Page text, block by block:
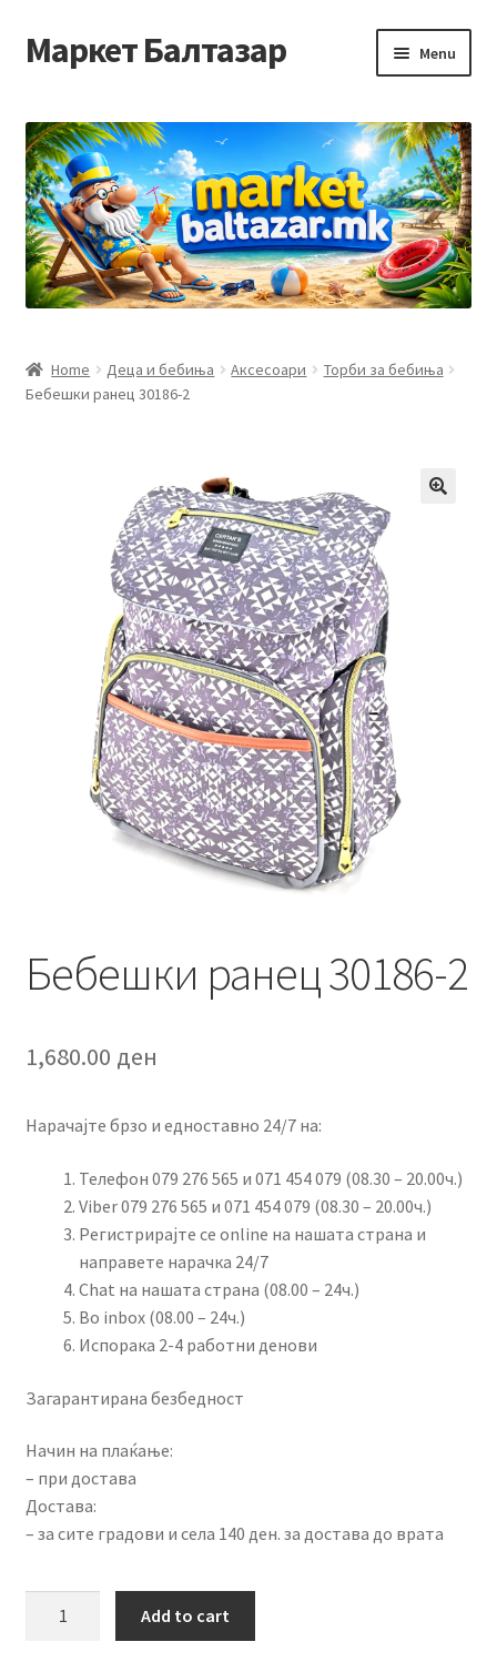
Skip
to
Skip
to
Маркет Балтазар Menu
Checkout
Homepage
Privacy Policy
Контакт
Мој профил
Рекламации и замена на производ
Сите производи
Услови за користење
Home Деца и бебиња Аксесоари
Торби за бебиња
Бебешки ранец 30186-2
Бебешки ранец 30186-2
1,680.00 ден
Нарачајте брзо и едноставно 24/7 на:
Телефон 079 276 565 и 071 454 079 (08.30 – 20.00ч.)
Viber 079 276 565 и 071 454 079 (08.30 – 20.00ч.)
Регистрирајте се online на нашата страна и
направете нарачка 24/7
Chat на нашата страна (08.00 – 24ч.)
Во inbox (08.00 – 24ч.)
Испорака 2-4 работни денови
Загарантирана безбедност
Начин на плаќање:
– при достава
Достава:
– за сите градови и села 140 ден. за достава до врата
Add to cart